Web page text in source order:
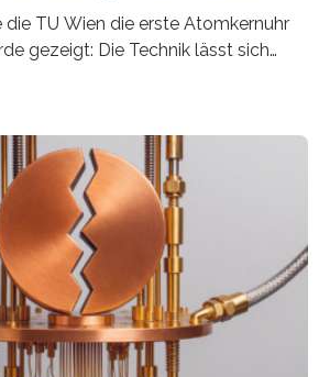
TU Wien die erste Atomkernuhr
gezeigt: Die Technik lässt sich
nachzugehen. Thorium-
Das hatte man jahrzehntelang
war nach den passenden
gesucht worden, 2024 gelang
Wien mit Unterstützung
der entscheidende Durchbruch:
Thorium-Kernübergang wurde
konnte man zeigen, dass sich
nutzen lässt, um hochpräzise…